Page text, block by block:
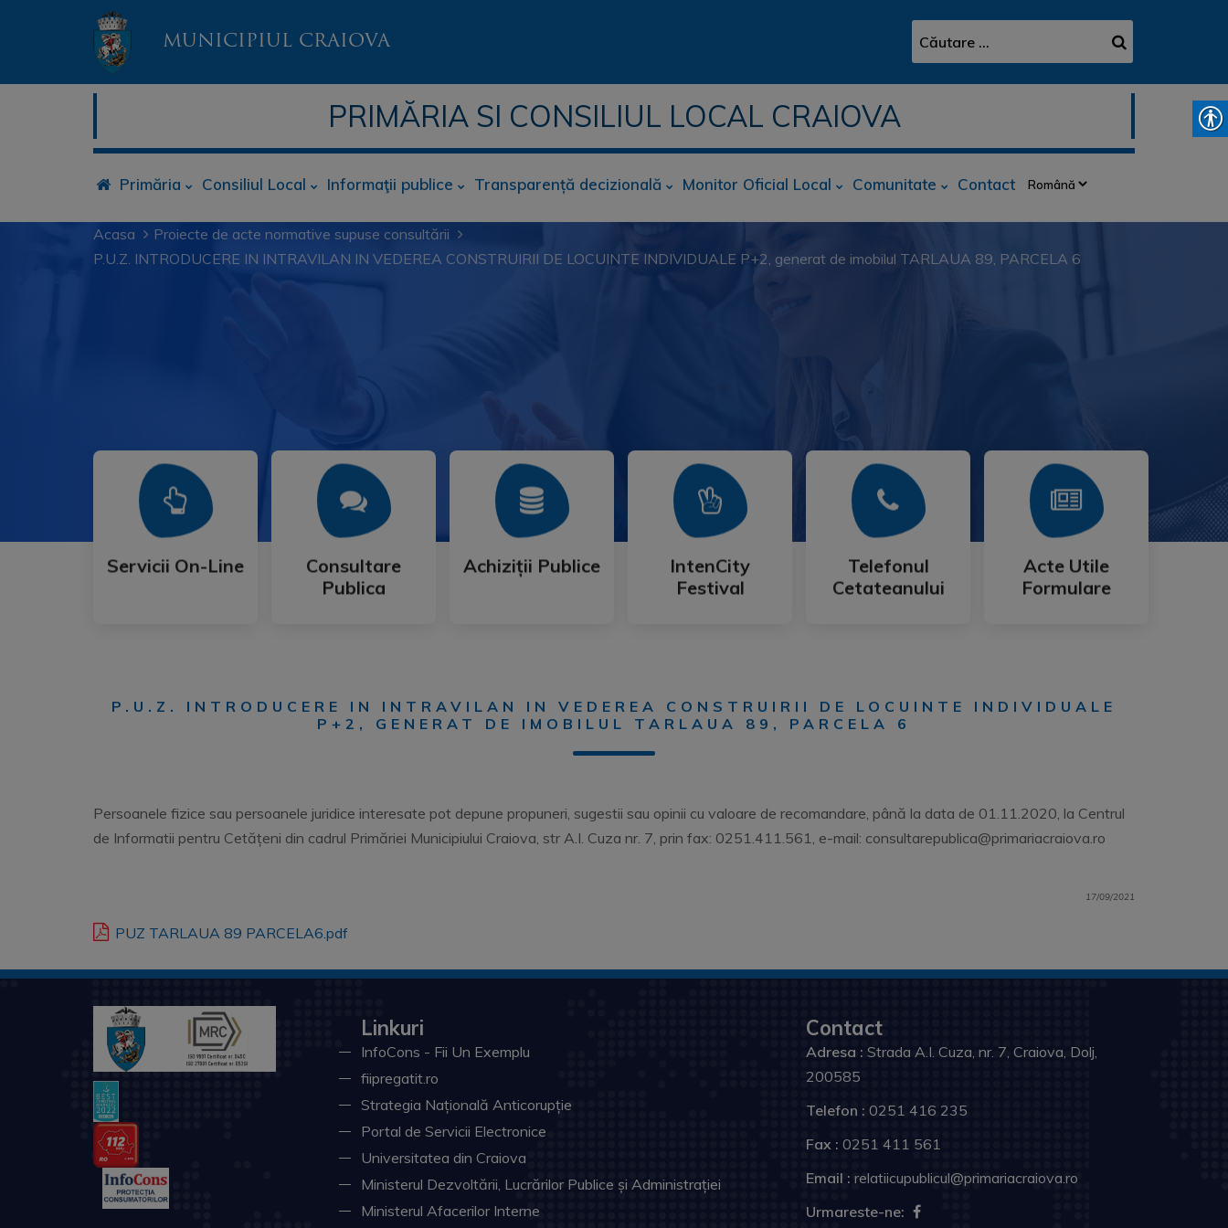
MUNICIPIUL CRAIOVA
PRIMĂRIA SI CONSILIUL LOCAL CRAIOVA
Primăria Consiliul Local Informaţii publice Transparență decizională Monitor Oficial Local Comunitate Contact
Acasa
Proiecte de acte normative supuse consultării
P.U.Z. INTRODUCERE IN INTRAVILAN IN VEDEREA CONSTRUIRII DE LOCUINTE INDIVIDUALE P+2, generat de imobilul TARLAUA 89, PARCELA 6
Servicii On-Line
Servicii On-Line
Mai Mult
Consultare
Publica
Consultare
Publica
Mai Mult
Achiziții Publice
Achiziții Publice
Mai Mult
IntenCity
Festival
IntenCity
Festival
Mai Mult
Telefonul
Cetateanului
Telefonul
Cetateanului
Mai Mult
Acte Utile
Formulare
Acte Utile
Formulare
Mai Mult
P.U.Z. INTRODUCERE IN INTRAVILAN IN VEDEREA CONSTRUIRII DE LOCUINTE INDIVIDUALE
P+2, GENERAT DE IMOBILUL TARLAUA 89, PARCELA 6
Persoanele fizice sau persoanele juridice interesate pot depune propuneri, sugestii sau opinii cu valoare de recomandare, până la data de 01.11.2020, la Centrul
de Informatii pentru Cetățeni din cadrul Primăriei Municipiului Craiova, str A.I. Cuza nr. 7, prin fax: 0251.411.561, e-mail: consultarepublica@primariacraiova.ro
17/09/2021
PUZ TARLAUA 89 PARCELA6.pdf
Linkuri
InfoCons - Fii Un Exemplu
fiipregatit.ro
Strategia Națională Anticorupție
Portal de Servicii Electronice
Universitatea din Craiova
Ministerul Dezvoltării, Lucrărilor Publice și Administrației
Ministerul Afacerilor Interne
Contact
Adresa : Strada A.I. Cuza, nr. 7, Craiova, Dolj,
200585
Telefon : 0251 416 235
Fax : 0251 411 561
Email : relatiicupublicul@primariacraiova.ro
Urmareste-ne: